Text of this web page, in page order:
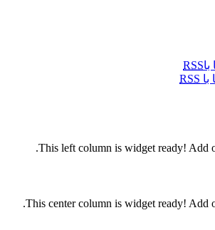
RSS
RSS
This left column is widget ready! Add
This center column is widget ready! Add